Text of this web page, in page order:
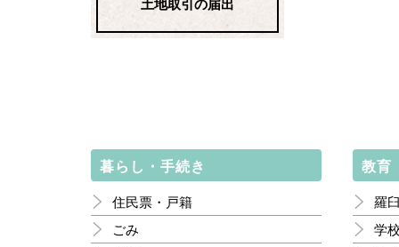
土地取引の届出
暮らし・手続き
住民票・戸籍
ごみ
教育
羅
学